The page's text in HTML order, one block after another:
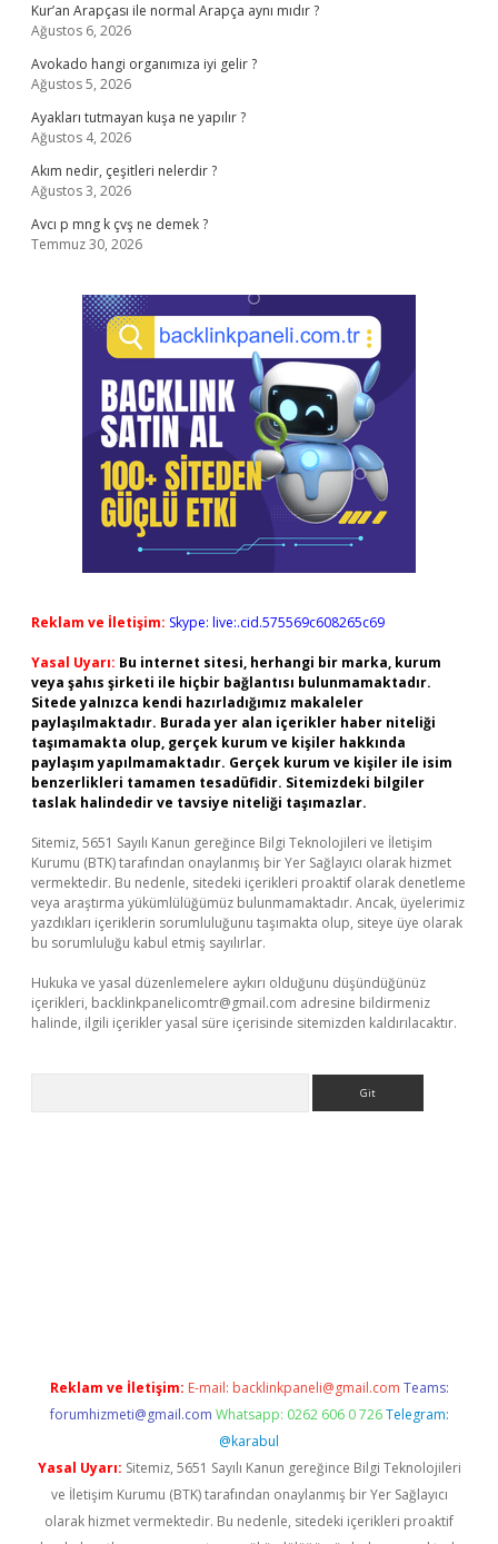
Kur’an Arapçası ile normal Arapça aynı mıdır ?
Ağustos 6, 2026
Avokado hangi organımıza iyi gelir ?
Ağustos 5, 2026
Ayakları tutmayan kuşa ne yapılır ?
Ağustos 4, 2026
Akım nedir, çeşitleri nelerdir ?
Ağustos 3, 2026
Avcı p mng k çvş ne demek ?
Temmuz 30, 2026
Reklam ve İletişim: Skype: live:.cid.575569c608265c69
Yasal Uyarı: Bu internet sitesi, herhangi bir marka, kurum
veya şahıs şirketi ile hiçbir bağlantısı bulunmamaktadır.
Sitede yalnızca kendi hazırladığımız makaleler
paylaşılmaktadır. Burada yer alan içerikler haber niteliği
taşımamakta olup, gerçek kurum ve kişiler hakkında
paylaşım yapılmamaktadır. Gerçek kurum ve kişiler ile isim
benzerlikleri tamamen tesadüfidir. Sitemizdeki bilgiler
taslak halindedir ve tavsiye niteliği taşımazlar.
Sitemiz, 5651 Sayılı Kanun gereğince Bilgi Teknolojileri ve İletişim
Kurumu (BTK) tarafından onaylanmış bir Yer Sağlayıcı olarak hizmet
vermektedir. Bu nedenle, sitedeki içerikleri proaktif olarak denetleme
veya araştırma yükümlülüğümüz bulunmamaktadır. Ancak, üyelerimiz
yazdıkları içeriklerin sorumluluğunu taşımakta olup, siteye üye olarak
bu sorumluluğu kabul etmiş sayılırlar.
Hukuka ve yasal düzenlemelere aykırı olduğunu düşündüğünüz
içerikleri, backlinkpanelicomtr@gmail.com adresine bildirmeniz
halinde, ilgili içerikler yasal süre içerisinde sitemizden kaldırılacaktır.
Reklam ve İletişim: E-mail: backlinkpaneli@gmail.com Teams:
forumhizmeti@gmail.com Whatsapp: 0262 606 0 726 Telegram:
@karabul
Yasal Uyarı: Sitemiz, 5651 Sayılı Kanun gereğince Bilgi Teknolojileri
ve İletişim Kurumu (BTK) tarafından onaylanmış bir Yer Sağlayıcı
olarak hizmet vermektedir. Bu nedenle, sitedeki içerikleri proaktif